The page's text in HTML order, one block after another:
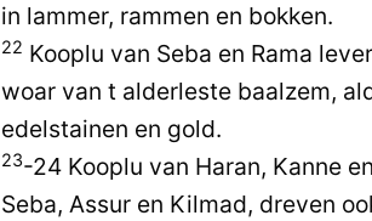
in lammer, rammen en bokken.
22 Kooplu van Seba en Rama
woar van t alderleste baalzem,
edelstainen en gold.
23-24 Kooplu van Haran, Kanne
Seba, Assur en Kilmad, dreven